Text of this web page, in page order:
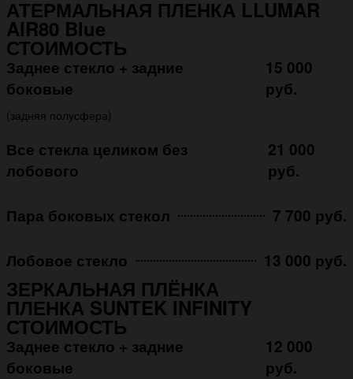
АТЕРМАЛЬНАЯ ПЛЕНКА LLUMAR
AIR80 Blue
СТОИМОСТЬ
Заднее стекло + задние
боковые
15 000
руб.
(задняя полусфера)
Все стекла целиком без
лобового
21 000
руб.
Пара боковых стекол 7 700 руб.
Лобовое стекло 13 000 руб.
ЗЕРКАЛЬНАЯ ПЛЁНКА
ПЛЕНКА SUNTEK INFINITY
СТОИМОСТЬ
Заднее стекло + задние
боковые
12 000
руб.